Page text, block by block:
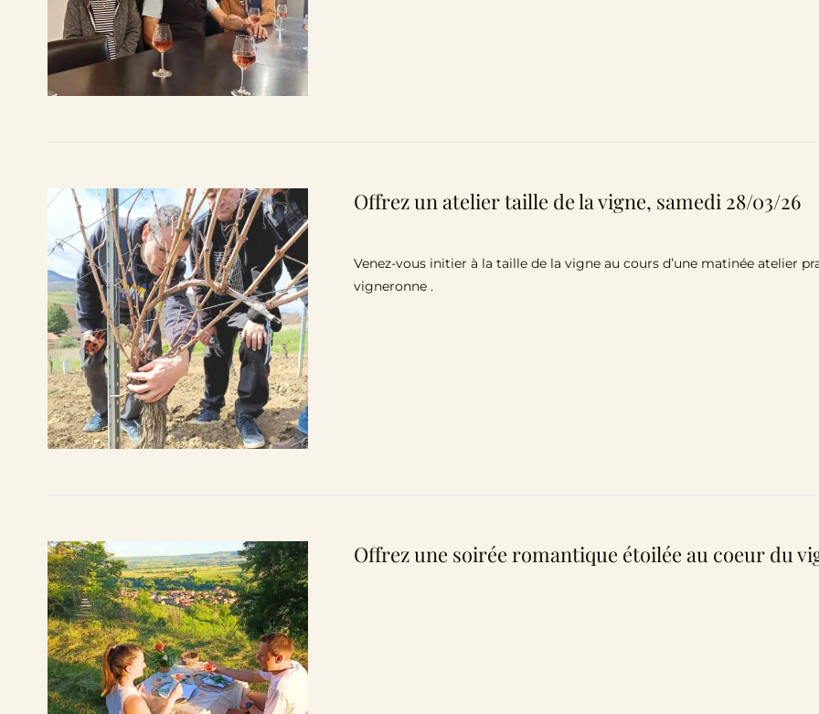
Offrez un atelier taille de la vigne, samedi 28/03/26
Venez-vous initier à la taille de la vigne au cours d’une matinée atelier
vigneronne .
Offrez une soirée romantique étoilée au coeur du